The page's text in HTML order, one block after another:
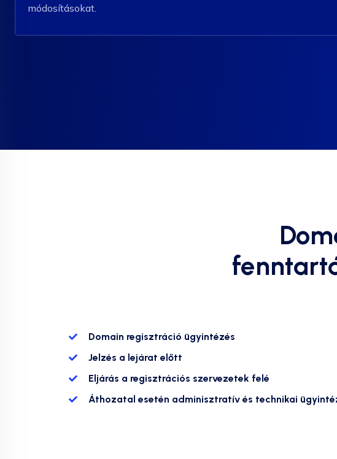
módosításokat.
Domain regisztráció ügyintézés
Jelzés a lejárat előtt
Eljárás a regisztrációs szervezetek felé
Áthozatal esetén adminisztratív és technikai